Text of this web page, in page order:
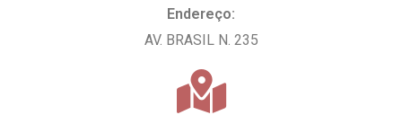
Endereço:
AV. BRASIL N. 235